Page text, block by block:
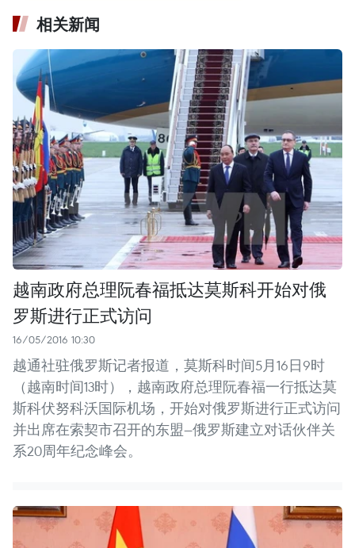
相关新闻
越南政府总理阮春福抵达莫斯科开始对俄
罗斯进行正式访问
16/05/2016 10:30
越通社驻俄罗斯记者报道，莫斯科时间5月16日9时
（越南时间13时），越南政府总理阮春福一行抵达莫
斯科伏努科沃国际机场，开始对俄罗斯进行正式访问
并出席在索契市召开的东盟—俄罗斯建立对话伙伴关
系20周年纪念峰会。